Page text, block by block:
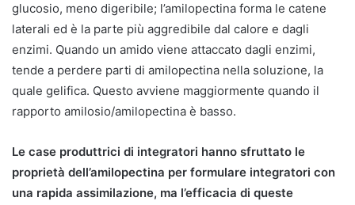
glucosio, meno digeribile; l’amilopectina forma le catene
laterali ed è la parte più aggredibile dal calore e dagli
enzimi. Quando un amido viene attaccato dagli enzimi,
tende a perdere parti di amilopectina nella soluzione, la
quale gelifica. Questo avviene maggiormente quando il
rapporto amilosio/amilopectina è basso.
Le case produttrici di integratori hanno sfruttato le
proprietà dell’amilopectina per formulare integratori con
una rapida assimilazione, ma l’efficacia di queste